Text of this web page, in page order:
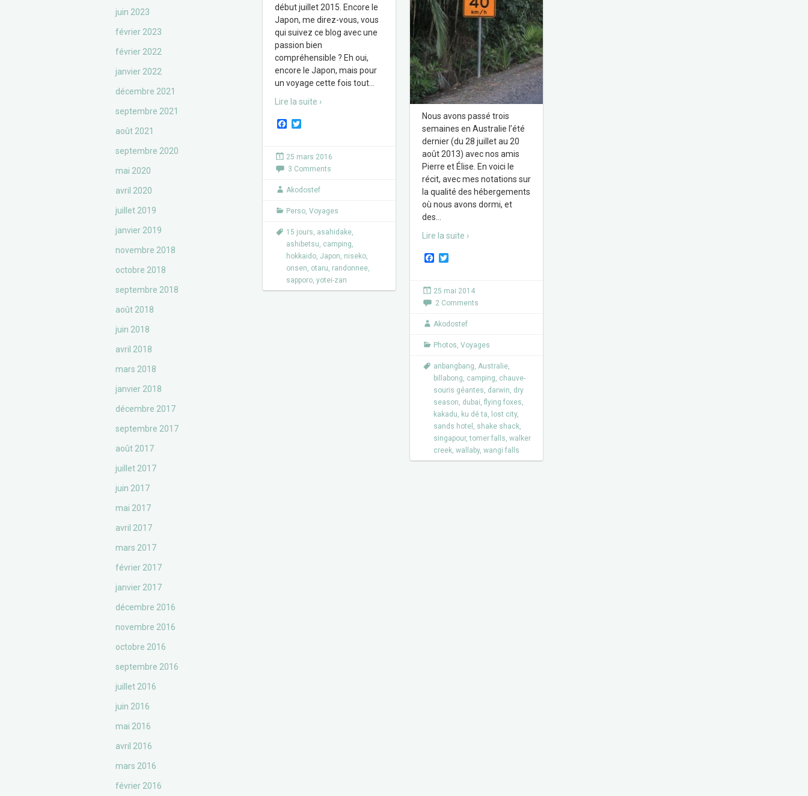
juin 2023
février 2023
février 2022
janvier 2022
décembre 2021
septembre 2021
août 2021
septembre 2020
mai 2020
avril 2020
juillet 2019
janvier 2019
novembre 2018
octobre 2018
septembre 2018
août 2018
juin 2018
avril 2018
mars 2018
janvier 2018
décembre 2017
septembre 2017
août 2017
juillet 2017
juin 2017
mai 2017
avril 2017
mars 2017
février 2017
janvier 2017
décembre 2016
novembre 2016
octobre 2016
septembre 2016
juillet 2016
juin 2016
mai 2016
avril 2016
mars 2016
février 2016
début juillet 2015. Encore le
Japon, me direz-vous, vous
qui suivez ce blog avec une
passion bien
compréhensible ? Eh oui,
encore le Japon, mais pour
un voyage cette fois tout
Lire la suite ›
F
e
b
o
k
t
e
25 mars 2016
3 Comments
Akodostef
Perso, Voyages
15 jours, asahidake,
ashibetsu, camping,
hokkaido, Japon, niseko,
onsen, otaru, randonnee,
sapporo, yotei-zan
Nous avons passé trois
semaines en Australie l’été
dernier (du 28 juillet au 20
août 2013) avec nos amis
Pierre et Élise. En voici le
récit, avec mes notations sur
la qualité des hébergements
où nous avons dormi, et
des
Lire la suite ›
F
e
b
o
k
t
e
25 mai 2014
2 Comments
Akodostef
Photos, Voyages
anbangbang, Australie,
billabong, camping, chauve-
souris géantes, darwin, dry
season, dubai, flying foxes,
kakadu, ku dé ta, lost city,
sands hotel , shake shack,
singapour,tomer falls, walker
creek, wallaby, wangi falls